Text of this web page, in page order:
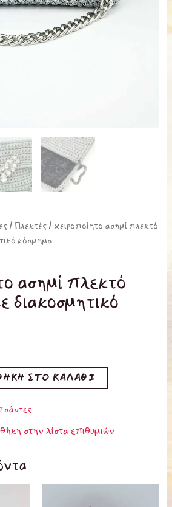
/ Πλεκτές/ Χειροποίητο ασημί πλεκτό
κόσμημα
ασημί πλεκτό
διακοσμητικό
ΣΤΟ ΚΑΛΆΘΙ
στην λίστα επιθυμιών